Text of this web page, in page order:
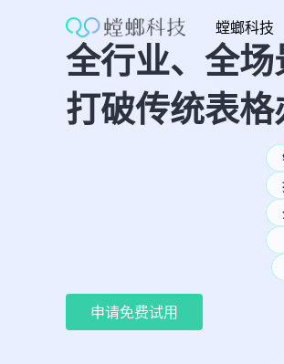
螳螂科技
全行业、全
打破传统表
申请免费试用